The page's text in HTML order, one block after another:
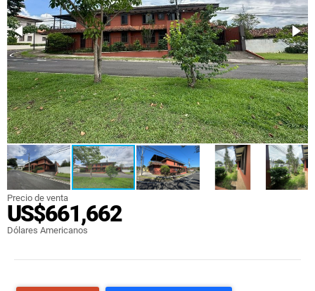
Precio de venta
US$661,662
Dólares Americanos